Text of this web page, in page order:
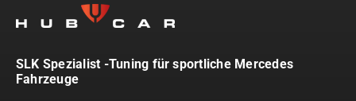
SLK Spezialist -Tuning für sportliche Mercedes
Fahrzeuge